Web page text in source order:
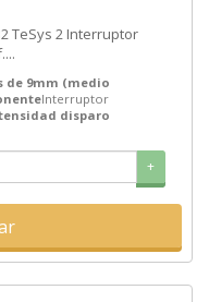
de 9mm (medio
Interruptor
disparo
+